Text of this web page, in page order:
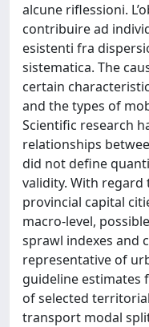
alcune riflessioni.
contribuire ad
esistenti fra
sistematica. The
certain
and the types of
Scientific research
relationships
did not define
validity. With
provincial capital
macro-level,
sprawl indexes and
representative of
guideline estimates
of selected
transport modal